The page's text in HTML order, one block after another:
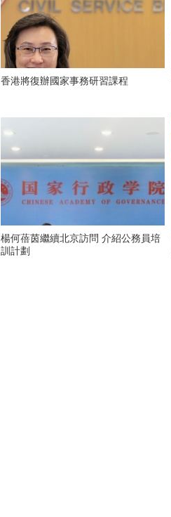
香港將復辦國家事務研習課程
楊何蓓茵繼續北京訪問 介紹公務員培
訓計劃